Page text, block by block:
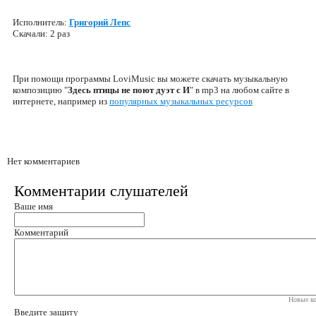
Исполнитель: Григорий Лепс
Скачали: 2 раз
При помощи программы LoviMusic вы можете скачать музыкальную
композицию "Здесь птицы не поют дуэт с И" в mp3 на любом сайте в
интернете, например из популярных музыкальных ресурсов
Нет комментариев
Комментарии слушателей
Ваше имя
Комментарий
Новые
Введите защиту